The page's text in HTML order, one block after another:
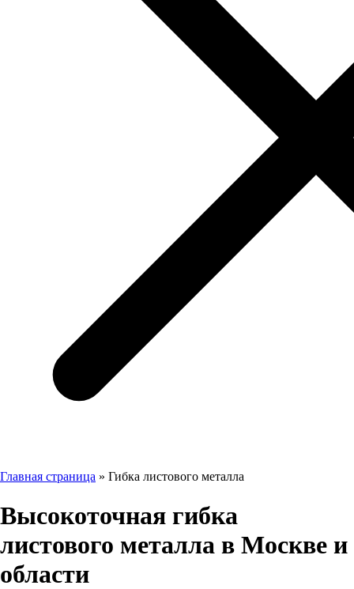
Бесплатный звонок
Главная страница » Гибка листового металла
Высокоточная гибка
листового металла в Москве и
области